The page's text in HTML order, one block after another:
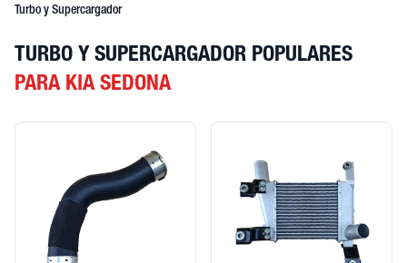
Turbo y Supercargador
TURBO Y SUPERCARGADOR POPULARES
PARA KIA SEDONA